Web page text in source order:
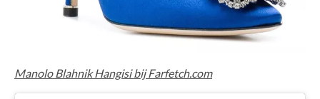
Manolo Blahnik Hangisi bij Farfetch.com